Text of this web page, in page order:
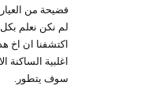
فضيحة من
لم نكن نعلم بكل
اكتشفنا ان اخ
اغلبية
سوف يتطور.